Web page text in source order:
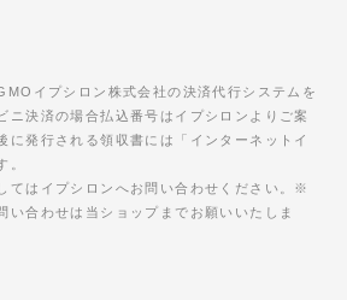
イプシロン株式会社の決済代行システムを
ニ決済の場合払込番号はイプシロンよりご案
に発行される領収書には「インターネットイ
。
てはイプシロンへお問い合わせください。※
い合わせは当ショップまでお願いいたしま